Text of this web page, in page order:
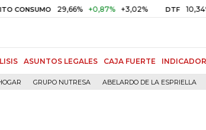
29,66% +0,87% +3,02% DTF 10,34%
ASUNTOS LEGALES CAJA FUERTE
GRUPO NUTRESA ABELARDO DE LA ESPRIELLA